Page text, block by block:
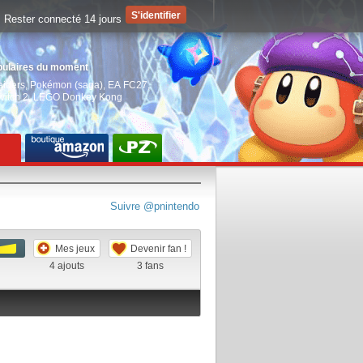
du moment
, Pokémon (saga) EA FC27,
2,LEGO Donkey Kong
Suivre @pnintendo
Mes jeux
4 ajouts
Devenir fan !
3 fans
Rester connecté 14 jours